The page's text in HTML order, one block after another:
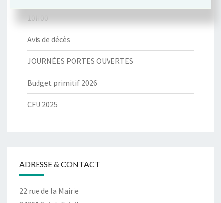
10H00
Avis de décès
JOURNÉES PORTES OUVERTES
Budget primitif 2026
CFU 2025
ADRESSE & CONTACT
22 rue de la Mairie